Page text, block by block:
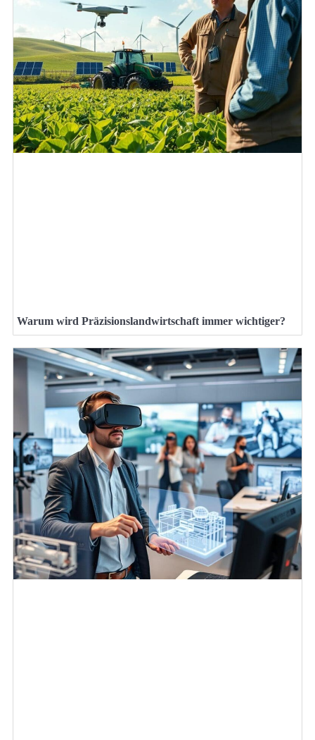
Warum wird Präzisionslandwirtschaft immer wichtiger?